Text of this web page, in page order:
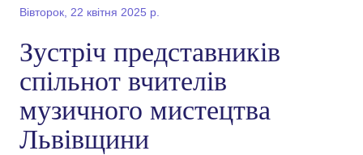
Вівторок, 22 квітня 2025 р.
Зустріч представників
спільнот вчителів
музичного мистецтва
Львівщини